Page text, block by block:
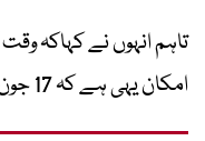
تاہم انہوں نے کہاکہ
امکان یہی ہے کہ 17 جون کو بجٹ اجلاس ہوگا۔